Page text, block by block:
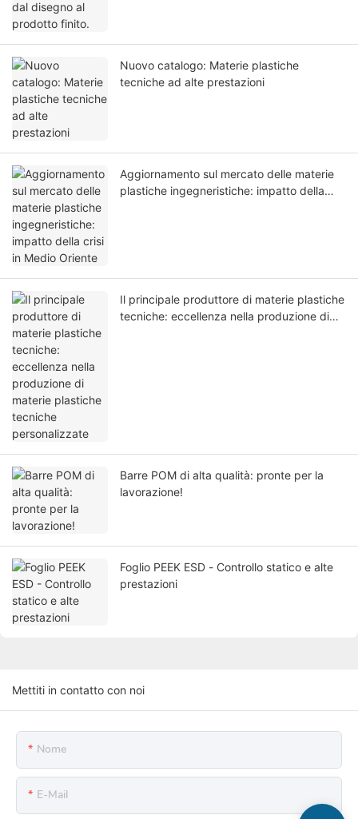
Nuovo catalogo: Materie plastiche
tecniche ad alte prestazioni
Aggiornamento sul mercato delle materie
plastiche ingegneristiche: impatto della
Il principale produttore di materie plastiche
tecniche: eccellenza nella produzione di
Barre POM di alta qualità: pronte per la
lavorazione!
Foglio PEEK ESD - Controllo statico e alte
prestazioni
Mettiti in contatto con noi
Nome
E-Mail